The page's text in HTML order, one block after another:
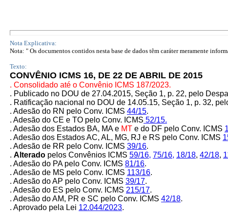
Nota Explicativa:
Nota: " Os documentos contidos nesta base de dados têm caráter meramente
Texto:
CONVÊNIO ICMS 16, DE 22 DE ABRIL DE 2015
. Consolidado até o Convênio ICMS 187/2023.
. Publicado no DOU de 27.04.2015, Seção 1, p. 22, pelo
. Ratificação nacional no DOU de 14.05.15, Seção 1, p. 32,
. Adesão do RN pelo Conv. ICMS 44/15.
. Adesão do CE e TO pelo Conv. ICMS 52/15.
. Adesão dos Estados BA, MA e MT e do DF pelo Conv. ICMS
. Adesão dos Estados AC, AL, MG, RJ e RS pelo Conv. ICMS
. Adesão de RR pelo Conv. ICMS 39/16.
. Alterado pelos Convênios ICMS 59/16, 75/16, 18/18, 42/18,
. Adesão do PA pelo Conv. ICMS 81/16.
. Adesão de MS pelo Conv. ICMS 113/16.
. Adesão do AP pelo Conv. ICMS 39/17.
. Adesão do ES pelo Conv. ICMS 215/17.
. Adesão do AM, PR e SC pelo Conv. ICMS 42/18.
. Aprovado pela Lei 12.044/2023.